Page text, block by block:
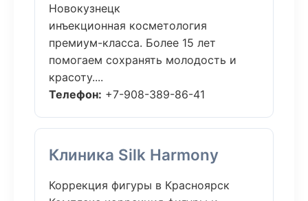
Новокузнецк
инъекционная косметология
премиум-класса. Более 15 лет
помогаем сохранять молодость и
красоту....
Телефон: +7-908-389-86-41
Клиника Silk Harmony
Коррекция фигуры в Красноярск